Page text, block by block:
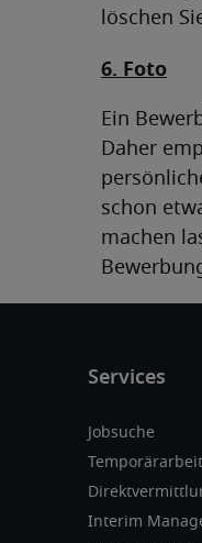
löschen
6. Foto
Ein
Daher
schon
machen
Jobsuche
Temporärarbeit
Interim